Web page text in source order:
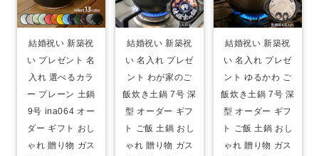
結婚祝い 新築祝
い プレゼント 名
入れ 選べるカラ
ー プレーン 土鍋
9号 ina064 オー
ダー ギフト おし
ゃれ 贈り物 ガス
結婚祝い 新築祝
い 名入れ プレゼ
ント わが家のご
飯炊き土鍋 7号 深
型 オーダー ギフ
ト ご飯 土鍋 おし
ゃれ 贈り物 ガス
結婚祝い 新築祝
い 名入れ プレゼ
ント ゆるかわ ご
飯炊き土鍋 7号 深
型 オーダー ギフ
ト ご飯 土鍋 おし
ゃれ 贈り物 ガス